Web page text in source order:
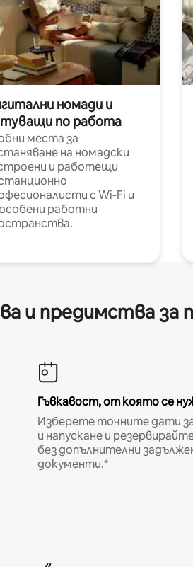
номади и
по работа
места за
на номадски
и работещи
с Wi-Fi и
работни
и предимства за
Гъвкавост, от която се
Изберете точните дати
и напускане и
без допълнителни
документи.*